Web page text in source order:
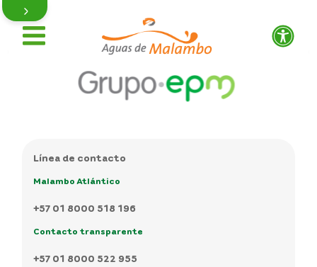
Nuestra gestión
Quiénes somos
Línea de contacto
Malambo Atlántico
+57 01 8000 518 196
Contacto transparente
+57 01 8000 522 955